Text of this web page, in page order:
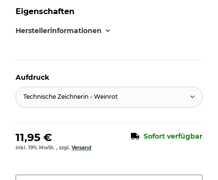
Eigenschaften
Herstellerinformationen
Aufdruck
Technische Zeichnerin - Weinrot
11,95 € Sofort verfügbar
inkl. 19% MwSt. , zzgl. Versand